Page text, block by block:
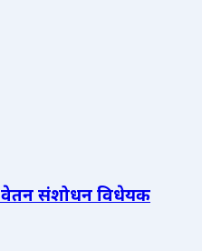
वेतन संशोधन विधेयक